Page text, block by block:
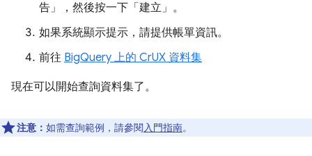
告」，然後按一下「建立」。
如果系統顯示提示，請提供帳單資訊。
前往 BigQuery 上的 CrUX 資料集
現在可以開始查詢資料集了。
注意： 如需查詢範例，請參閱入門指南。